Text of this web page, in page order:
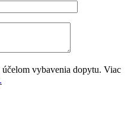
účelom vybavenia dopytu. Viac